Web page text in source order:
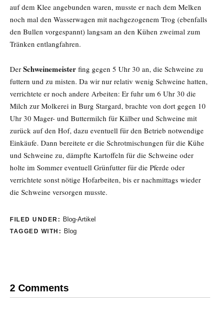
auf dem Klee angebunden waren, musste er nach dem Melken
noch mal den Wasserwagen mit nachgezogenem Trog (ebenfalls
den Bullen vorgespannt) langsam an den Kühen zweimal zum
Tränken entlangfahren.
Der Schweinemeister fing gegen 5 Uhr 30 an, die Schweine zu
futtern und zu misten. Da wir nur relativ wenig Schweine hatten,
verrichtete er noch andere Arbeiten: Er fuhr um 6 Uhr 30 die
Milch zur Molkerei in Burg Stargard, brachte von dort gegen 10
Uhr 30 Mager- und Buttermilch für Kälber und Schweine mit
zurück auf den Hof, dazu eventuell für den Betrieb notwendige
Einkäufe. Dann bereitete er die Schrotmischungen für die Kühe
und Schweine zu, dämpfte Kartoffeln für die Schweine oder
holte im Sommer eventuell Grünfutter für die Pferde oder
verrichtete sonst nötige Hofarbeiten, bis er nachmittags wieder
die Schweine versorgen musste.
FILED UNDER: Blog-Artikel
TAGGED WITH: Blog
2 Comments